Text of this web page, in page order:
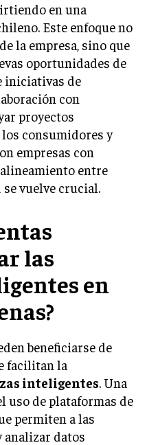
en una
Este enfoque no
la empresa, sino que
oportunidades de
iniciativas de
con
proyectos
consumidores y
empresas con
entre
vuelve crucial.
las
en
beneficiarse de
facilitan la
inteligentes. Una
uso de plataformas de
permiten a las
analizar datos